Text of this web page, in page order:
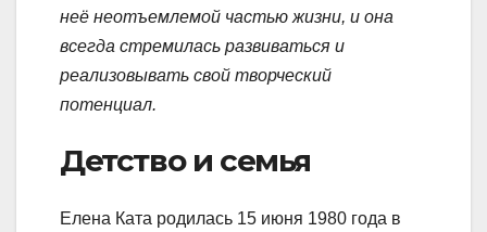
неё неотъемлемой частью жизни, и она
всегда стремилась развиваться и
реализовывать свой творческий
потенциал.
Детство и семья
Елена Ката родилась 15 июня 1980 года в